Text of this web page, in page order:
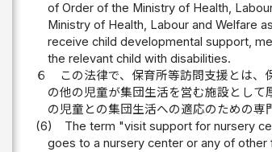
of Order of the Ministry of Health,
Ministry of Health, Labour and Welfare
receive child developmental support,
the relevant child with disabilities.
６
この法律で、保育所等訪問支援とは
の他の児童が集団生活を営む施設とし
の児童との集団生活への適応のための専
(6)
The term "visit support for nursery
goes to a nursery center or any of